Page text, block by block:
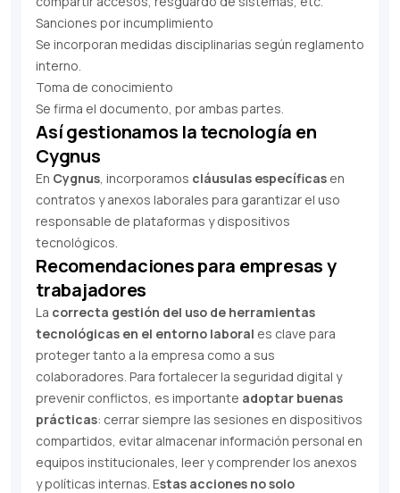
Sanciones por incumplimiento
Se incorporan medidas disciplinarias según reglamento
interno.
Toma de conocimiento
Se firma el documento, por ambas partes.
Así gestionamos la tecnología en
Cygnus
En Cygnus, incorporamos cláusulas específicas en
contratos y anexos laborales para garantizar el uso
responsable de plataformas y dispositivos
tecnológicos.
Recomendaciones para empresas y
trabajadores
La correcta gestión del uso de herramientas
tecnológicas en el entorno laboral es clave para
proteger tanto a la empresa como a sus
colaboradores. Para fortalecer la seguridad digital y
prevenir conflictos, es importante adoptar buenas
prácticas: cerrar siempre las sesiones en dispositivos
compartidos, evitar almacenar información personal en
equipos institucionales, leer y comprender los anexos
y políticas internas. Estas acciones no solo